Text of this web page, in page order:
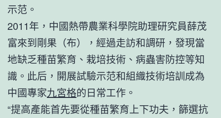
示范。
2011年，中國熱帶農業科學院助理研究員薛茂
富來到剛果（布），經過走訪和調研，發現當
地缺乏種苗繁育、栽培技術、病蟲害防控等知
識。此后，開展試驗示范和組織技術培訓成為
中國專家九宮格的日常工作。
“提高產能首先要從種苗繁育上下功夫，篩選抗